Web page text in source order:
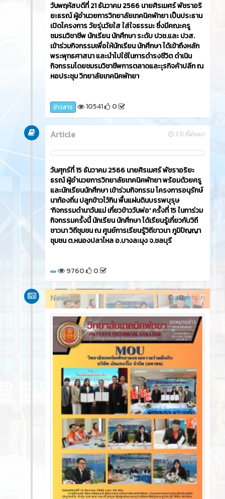
วันพฤหัสบดีที่ 21 ธันวาคม 2566​ นายศิรเมศร์ พัชราอริ
ยะธรณ์ ผู้อำนวยการวิทยาลัยเทคนิคพัทยา เป็นประธาน
เปิดโครงการ วัยรุ่นวัยใส ใส่ใจธรรมะ ซึ่งมีคณะครู
ชมรมวิชาชีพ นักเรียน นักศึกษา ระดับ ปวช.และ ปวส.
เข้าร่วมกิจกรรมเพื่อให้นักเรียน นักศึกษา ได้เข้าถึงหลัก
พระพุทธศาสนา และนำไปใช้ในการดำรงชีวิต ดำเนิน
กิจกรรมโดยชมรมวิชาชีพการตลาดและะุรกิจค้าปลีก ณ
หอประชุม วิทยาลัยเทคนิคพัทยา
ข่าวสาร 10541 0
3 ปี ที่ผ่านมา
Article
วันศุกร์ที่ 15 ธันวาคม 2566​ นายศิรเมศร์ พัชราอริยะ
ธรณ์ ผู้อำนวยการวิทยาลัยเทคนิคพัทยา พร้อมด้วยครู
และนักเรียนนักศึกษา เข้าร่วมกิจกรรม โครงการอนุรักษ์
นาท้องถิ่น ปลูกข้าวไว้กิน พื้นแผ่นดินบรรพบุรุษ
'กิจกรรมดำนาวันแม่ เกี่ยวข้าววันพ่อ' ครั้งที่ 15 ในการ่วม
กิจกรรมครั้งนี้ นักเรียน นักศึกษา ได้เรียนรู้เกี่ยวกับวิถี
ชาวนา วิถีชุมชน ณ ศูนย์การเรียนรู้วิถีขาวนา ภูมิปัญญา
ชุมชน ต.หนองปลาไหล อ.บางละมุง จ.ชลบุรี
9760 0
3 ปี ที่ผ่านมา
News